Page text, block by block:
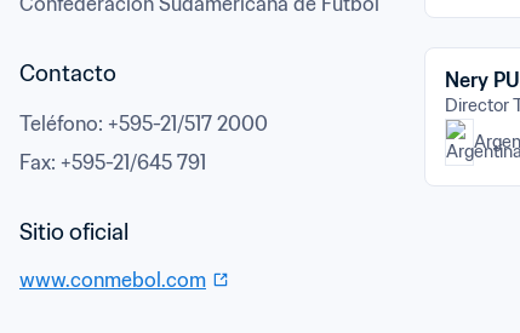
Contacto
Teléfono: +595-21/517 2000
Fax: +595-21/645 791
www.conmebol.com
Nery
Director